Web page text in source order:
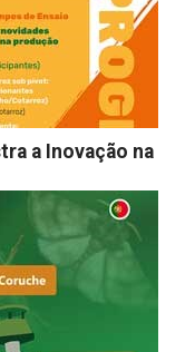
a Inovação na